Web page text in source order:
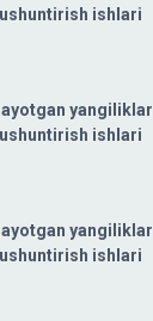
ishlari
yangiliklar
ishlari
yangiliklar
ishlari